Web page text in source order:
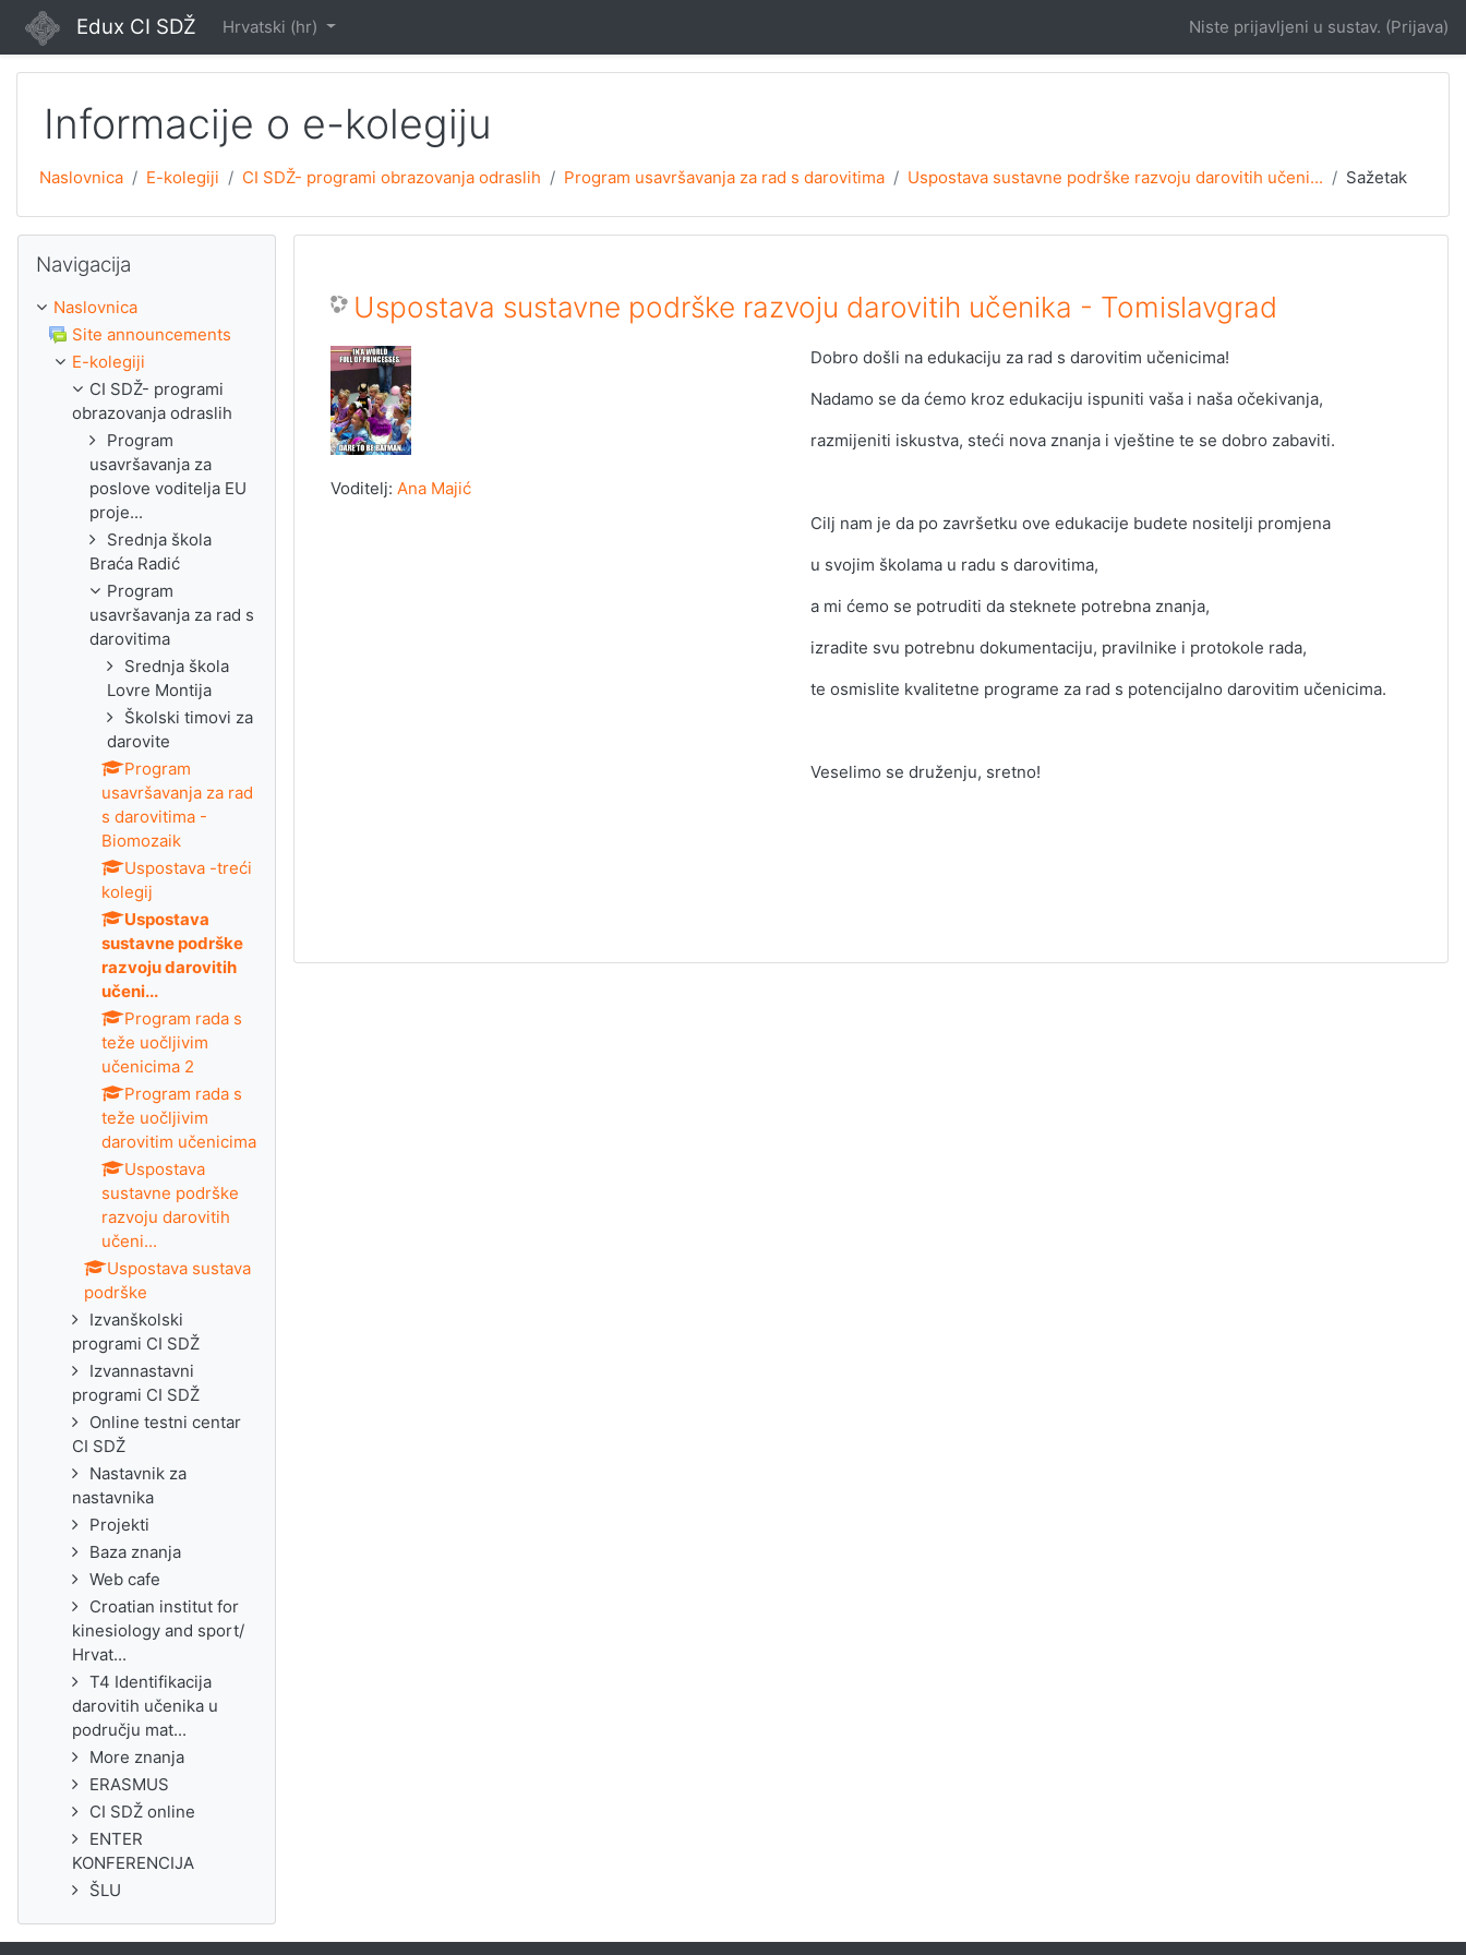
Preskoči na sadržaj
Edux CI SDŽ Hrvatski ‎(hr)‎ Niste prijavljeni u sustav. (Prijava)
Informacije o e-kolegiju
Naslovnica E-kolegiji CI SDŽ- programi obrazovanja odraslih Program usavršavanja za rad s darovitima Uspostava sustavne podrške razvoju darovitih učeni... Sažetak
Uspostava sustavne podrške razvoju darovitih učenika - Tomislavgrad
Dobro došli na edukaciju za rad s darovitim učenicima!
Nadamo se da ćemo kroz edukaciju ispuniti vaša i naša očekivanja,
razmijeniti iskustva, steći nova znanja i vještine te se dobro zabaviti.
Cilj nam je da po završetku ove edukacije budete nositelji promjena
u svojim školama u radu s darovitima,
a mi ćemo se potruditi da steknete potrebna znanja,
izradite svu potrebnu dokumentaciju, pravilnike i protokole rada,
te osmislite kvalitetne programe za rad s potencijalno darovitim učenicima.
Veselimo se druženju, sretno!
Voditelj: Ana Majić
Navigacija
Naslovnica
Site announcements
E-kolegiji
CI SDŽ- programi
obrazovanja odraslih
Program
usavršavanja za
poslove voditelja EU
proje...
Srednja škola
Braća Radić
Program
usavršavanja za rad s
darovitima
Srednja škola
Lovre Montija
Školski timovi za
darovite
Program
usavršavanja za rad
s darovitima -
Biomozaik
Uspostava -treći
kolegij
Uspostava
sustavne podrške
razvoju darovitih
učeni...
Program rada s
teže uočljivim
učenicima 2
Program rada s
teže uočljivim
darovitim učenicima
Uspostava
sustavne podrške
razvoju darovitih
učeni...
Uspostava sustava
podrške
Izvanškolski
programi CI SDŽ
Izvannastavni
programi CI SDŽ
Online testni centar
CI SDŽ
Nastavnik za
nastavnika
Projekti
Baza znanja
Web cafe
Croatian institut for
kinesiology and sport/
Hrvat...
T4 Identifikacija
darovitih učenika u
području mat...
More znanja
ERASMUS
CI SDŽ online
ENTER
KONFERENCIJA
ŠLU